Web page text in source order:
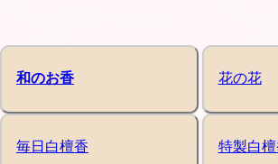
和のお香 花の花
毎日白檀香 特製白檀